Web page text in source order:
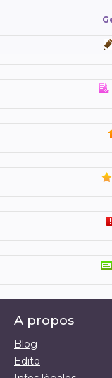
A propos
Blog
Edito